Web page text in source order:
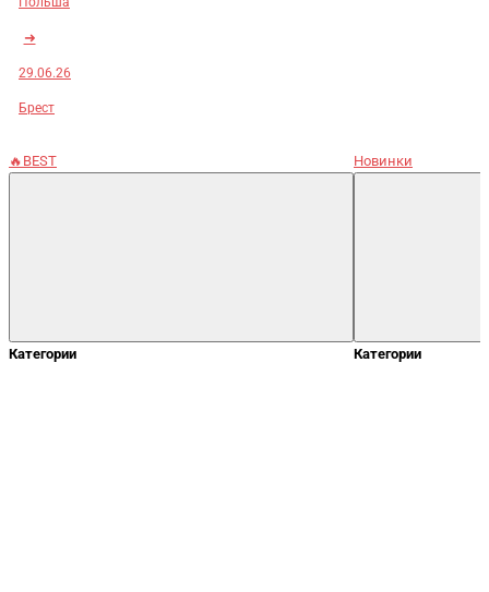
➜
29.06.26
Брест
🔥BEST
Категории
Новинки
Категории